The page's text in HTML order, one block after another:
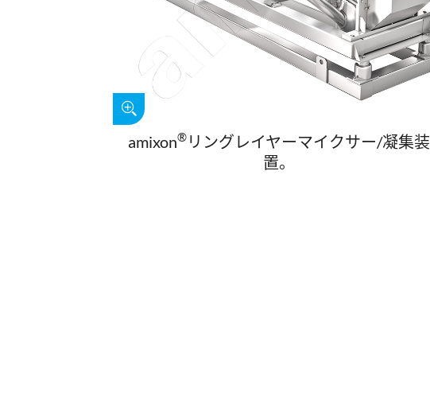
amixon® リングレイヤーマイクサー/凝集装
置。